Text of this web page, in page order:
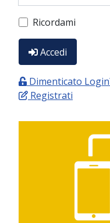
Ricordami
Accedi
Dimenticato
Registrati